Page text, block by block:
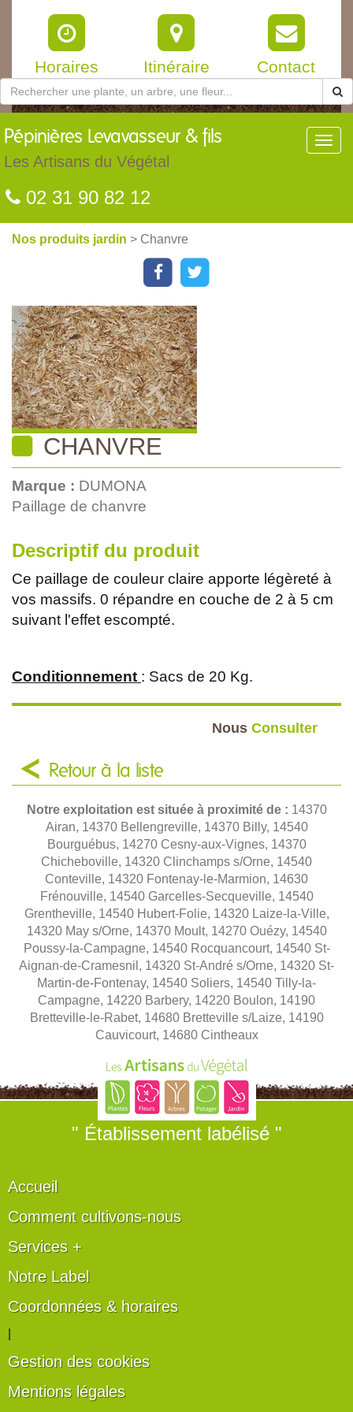
Horaires Itinéraire Contact
Pépinières Levavasseur & fils
Les Artisans du Végétal
02 31 90 82 12
Nos produits jardin > Chanvre
CHANVRE
Marque : DUMONA
Paillage de chanvre
Descriptif du produit
Ce paillage de couleur claire apporte légèreté à
vos massifs. 0 répandre en couche de 2 à 5 cm
suivant l'effet escompté.
Conditionnement : Sacs de 20 Kg.
Nous Consulter
Retour à la liste
Notre exploitation est située à proximité de : 14370
Airan, 14370 Bellengreville, 14370 Billy, 14540
Bourguébus, 14270 Cesny-aux-Vignes, 14370
Chicheboville, 14320 Clinchamps s/Orne, 14540
Conteville, 14320 Fontenay-le-Marmion, 14630
Frénouville, 14540 Garcelles-Secqueville, 14540
Grentheville, 14540 Hubert-Folie, 14320 Laize-la-Ville,
14320 May s/Orne, 14370 Moult, 14270 Ouézy, 14540
Poussy-la-Campagne, 14540 Rocquancourt, 14540 St-
Aignan-de-Cramesnil, 14320 St-André s/Orne, 14320 St-
Martin-de-Fontenay, 14540 Soliers, 14540 Tilly-la-
Campagne, 14220 Barbery, 14220 Boulon, 14190
Bretteville-le-Rabet, 14680 Bretteville s/Laize, 14190
Cauvicourt, 14680 Cintheaux
" Établissement labélisé "
Accueil
Comment cultivons-nous
Services +
Notre Label
Coordonnées & horaires
Gestion des cookies
Mentions légales